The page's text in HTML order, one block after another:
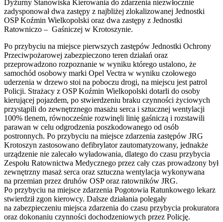
Dyżurny Stanowiska Kierowania do zdarzenia niezwłocznie
zadysponował dwa zastępy z najbliżej zlokalizowanej Jednostki
OSP Koźmin Wielkopolski oraz dwa zastępy z Jednostki
Ratowniczo – Gaśniczej w Krotoszynie.
Po przybyciu na miejsce pierwszych zastępów Jednostki Ochrony
Przeciwpożarowej zabezpieczono teren działań oraz
przeprowadzono rozpoznanie w wyniku którego ustalono, że
samochód osobowy marki Opel Vectra w wyniku czołowego
uderzenia w drzewo stoi na poboczu drogi, na miejscu jest patrol
Policji. Strażacy z OSP Koźmin Wielkopolski dotarli do osoby
kierującej pojazdem, po stwierdzeniu braku czynności życiowych
przystąpili do zewnętrznego masażu serca i sztucznej wentylacji
100% tlenem, równocześnie rozwinęli linię gaśniczą i rozstawili
parawan w celu odgrodzenia poszkodowanego od osób
postronnych. Po przybyciu na miejsce zdarzenia zastępów JRG
Krotoszyn zastosowano defibrylator zautomatyzowany, jednakże
urządzenie nie zalecało wyładowania, dlatego do czasu przybycia
Zespołu Ratownictwa Medycznego przez cały czas prowadzony był
zewnętrzny masaż serca oraz sztuczna wentylacja wykonywana
na przemian przez druhów OSP oraz ratowników JRG.
Po przybyciu na miejsce zdarzenia Pogotowia Ratunkowego lekarz
stwierdził zgon kierowcy. Dalsze działania polegały
na zabezpieczeniu miejsca zdarzenia do czasu przybycia prokuratora
oraz dokonaniu czynności dochodzeniowych przez Policję.